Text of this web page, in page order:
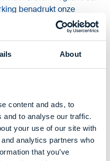
About
content and ads, to
and to analyse our traffic.
your use of our site with
analytics partners who
that you’ve
benadrukt onze
hoogwaardige
die veiligheid, comfort en
met DuPont™, een
(FR) kleding
voldoet. Deze
om producten aan te
bescherming bieden,
duurzaamheid.
kunt u erop vertrouwen